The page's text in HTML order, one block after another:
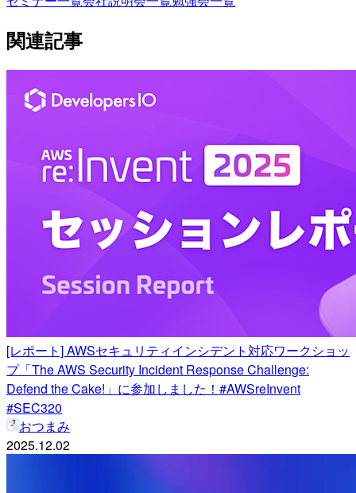
関連記事
[レポート] AWSセキュリティインシデント対応ワークショッ
プ「The AWS Security Incident Response Challenge:
Defend the Cake!」に参加しました！#AWSreInvent
#SEC320
おつまみ
2025.12.02